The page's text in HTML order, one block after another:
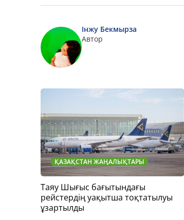
Інжу Бекмырза
Автор
ҚАЗАҚСТАН ЖАҢАЛЫҚТАРЫ
Таяу Шығыс бағытындағы
рейстердің уақытша тоқтатылуы
ұзартылды